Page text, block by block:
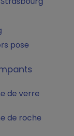
pose
de verre
de roche